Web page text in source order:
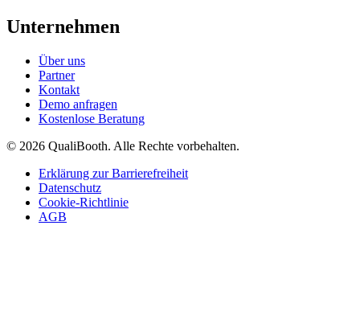
Unternehmen
Über uns
Partner
Kontakt
Demo anfragen
Kostenlose Beratung
© 2026 QualiBooth. Alle Rechte vorbehalten.
Erklärung zur Barrierefreiheit
Datenschutz
Cookie-Richtlinie
AGB